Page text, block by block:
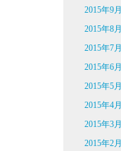
2015年9月
2015年8月
2015年7月
2015年6月
2015年5月
2015年4月
2015年3月
2015年2月